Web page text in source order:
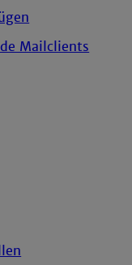
Mailclients